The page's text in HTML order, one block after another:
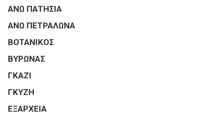
ΑΝΩ ΠΑΤΗΣΙΑ
ΑΝΩ ΠΕΤΡΑΛΩΝΑ
ΒΟΤΑΝΙΚΟΣ
ΒΥΡΩΝΑΣ
ΓΚΑΖΙ
ΓΚΥΖΗ
ΕΞΑΡΧΕΙΑ